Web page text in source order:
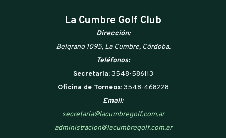
La Cumbre Golf Club
Dirección:
Belgrano 1095, La Cumbre, Córdoba.
Teléfonos:
Secretaría:3548-586113
Oficina de Torneos:3548-468228
Email:
secretaria@lacumbregolf.com.ar
administracion@lacumbregolf.com.ar